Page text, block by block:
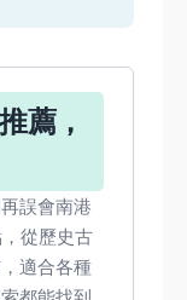
薦，
誤會南港
從歷史古
適合各種